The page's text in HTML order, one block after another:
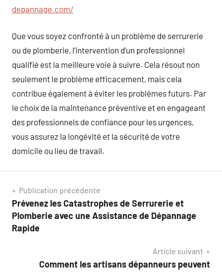
depannage.com/
Que vous soyez confronté à un problème de serrurerie
ou de plomberie, l’intervention d’un professionnel
qualifié est la meilleure voie à suivre. Cela résout non
seulement le problème efficacement, mais cela
contribue également à éviter les problèmes futurs. Par
le choix de la maintenance préventive et en engageant
des professionnels de confiance pour les urgences,
vous assurez la longévité et la sécurité de votre
domicile ou lieu de travail.
Navigation
de
l’article
Publication précédente
Prévenez les Catastrophes de Serrurerie et
Plomberie avec une Assistance de Dépannage
Rapide
Article suivant
Comment les artisans dépanneurs peuvent